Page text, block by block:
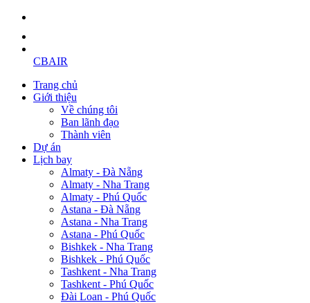
CBAIR
Trang chủ
Giới thiệu
Về chúng tôi
Ban lãnh đạo
Thành viên
Dự án
Lịch bay
Almaty - Đà Nẵng
Almaty - Nha Trang
Almaty - Phú Quốc
Astana - Đà Nẵng
Astana - Nha Trang
Astana - Phú Quốc
Bishkek - Nha Trang
Bishkek - Phú Quốc
Tashkent - Nha Trang
Tashkent - Phú Quốc
Đài Loan - Phú Quốc